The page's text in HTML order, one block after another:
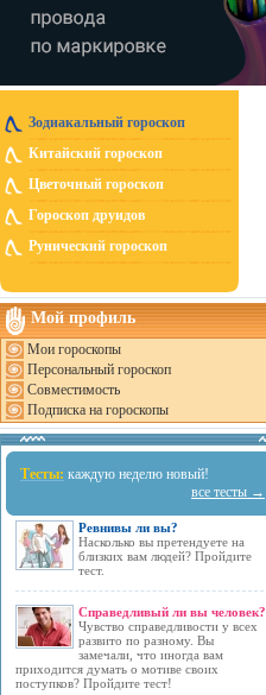
Зодиакальный гороскоп
Китайский гороскоп
Цветочный гороскоп
Гороскоп друидов
Рунический гороскоп
Мой профиль
Мои гороскопы
Персональный гороскоп
Совместимость
Подписка на гороскопы
Тесты: каждую неделю новый!
все тесты →
Ревнивы ли вы?
Насколько вы претендуете на
близких вам людей? Пройдите
тест.
Справедливый ли вы человек?
Чувство справедливости у всех
развито по разному. Вы
замечали, что иногда вам
приходится думать о мотиве своих
поступков? Пройдите тест!